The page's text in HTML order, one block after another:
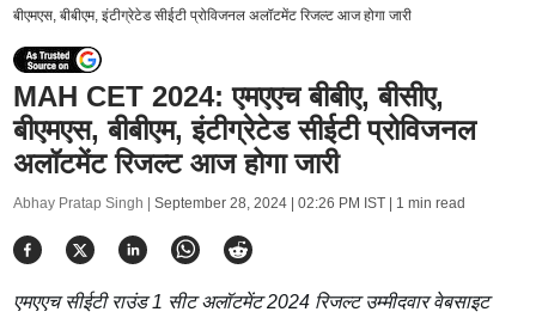
बीएमएस, बीबीएम, इंटीग्रेटेड सीईटी प्रोविजनल अलॉटमेंट रिजल्ट आज होगा जारी
MAH CET 2024: एमएएच बीबीए, बीसीए,
बीएमएस, बीबीएम, इंटीग्रेटेड सीईटी प्रोविजनल
अलॉटमेंट रिजल्ट आज होगा जारी
Abhay Pratap Singh | September 28, 2024 | 02:26 PM IST| 1 min read
एमएएच सीईटी राउंड 1 सीट अलॉटमेंट 2024 रिजल्ट उम्मीदवार वेबसाइट